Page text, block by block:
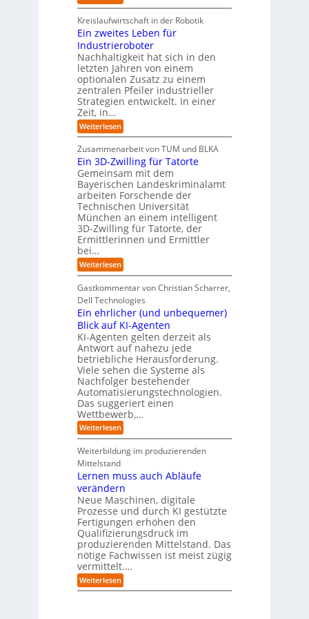
m
n
F
o
r
m
w
y
s
e
i
t
i
e
l
l
e
r
K
I
z
s
a
m
m
e
n
b
r
i
n
g
e
n
e
r
t
A
u
s
s
t
e
l
l
n
g
s
f
l
ä
c
h
e
I
n
S
A
P
:
W
i
e
s
u
b
e
r
e
D
a
t
e
n
K
I
-
r
o
j
e
k
t
e
i
n
d
e
r
I
n
d
u
s
t
r
i
e
e
r
m
ö
g
l
i
c
h
e
n
T
e
n
d
A
I
-
R
e
p
r
t
S
i
n
k
e
n
d
e
s
C
b
e
r
r
s
i
k
o
,
w
a
c
h
s
e
n
d
e
R
a
n
o
m
w
a
r
e
-
G
e
f
a
h
Kreislaufwirtschaft in der Robotik
Ein zweites Leben für
Industrieroboter
Nachhaltigkeit hat sich in den
letzten Jahren von einem
optionalen Zusatz zu einem
zentralen Pfeiler industrieller
Strategien entwickelt. In einer
Zeit, in…
Weiterlesen:
E
n
z
w
e
i
t
e
s
L
e
e
n
f
ü
r
I
n
d
u
s
t
r
i
e
r
o
b
o
t
r
Zusammenarbeit von TUM und BLKA
Ein 3D-Zwilling für Tatorte
Gemeinsam mit dem
Bayerischen Landeskriminalamt
arbeiten Forschende der
Technischen Universität
München an einem intelligent
3D-Zwilling für Tatorte, der
Ermittlerinnen und Ermittler
bei…
Weiterlesen:
E
n
3
D
-
Z
w
i
l
l
i
n
g
f
ü
r
T
t
o
r
t
Gastkommentar von Christian Scharrer,
Dell Technologies
Ein ehrlicher (und unbequemer)
Blick auf KI-Agenten
KI-Agenten gelten derzeit als
Antwort auf nahezu jede
betriebliche Herausforderung.
Viele sehen die Systeme als
Nachfolger bestehender
Automatisierungstechnologien.
Das suggeriert einen
Wettbewerb,…
Weiterlesen:
E
n
e
h
r
l
i
c
h
e
r
(
u
n
d
u
Weiterbildung im produzierenden
Mittelstand
Lernen muss auch Abläufe
verändern
Neue Maschinen, digitale
Prozesse und durch KI gestützte
Fertigungen erhöhen den
Qualifizierungsdruck im
produzierenden Mittelstand. Das
nötige Fachwissen ist meist zügig
vermittelt.…
Weiterlesen:
L